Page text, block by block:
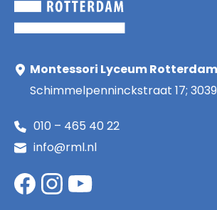
Montessori Lyceum Rotterdam
Schimmelpenninckstraat 17;
010 – 465 40 22
info@rml.nl